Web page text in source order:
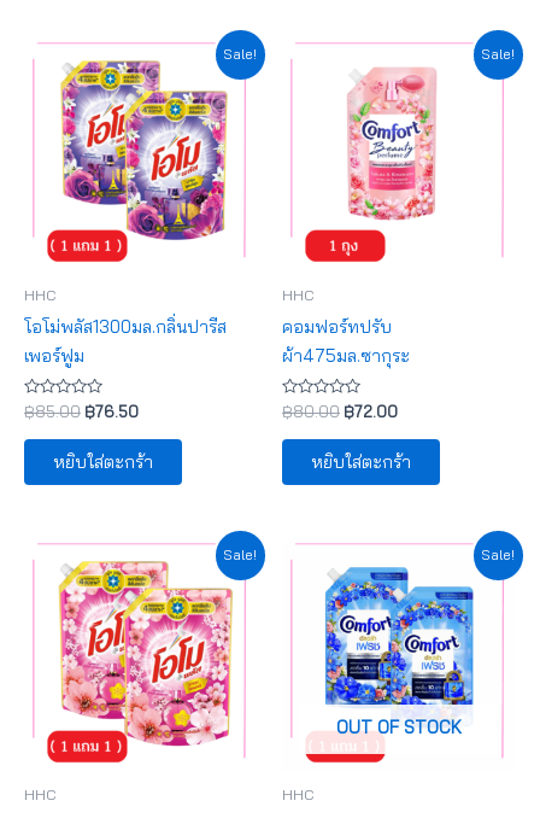
Sale!
HHC
โอโม่พลัส1300มล.กลิ่นปารีส
เพอร์ฟูม
ให้
คะแนน
0
5
฿85.00
Original
price
was:
฿85.00.
฿76.50
Current
price
is:
฿76.50.
หยิบใส่ตะกร้า
Sale!
HHC
คอมฟอร์ทปรับ
ผ้า475มล.ซากุระ
ให้
คะแนน
0
5
฿80.00
Original
price
was:
฿80.00.
฿72.00
Current
price
is:
฿72.00.
หยิบใส่ตะกร้า
Sale!
HHC
Original
price
was:
฿85.00.
Current
price
is:
฿76.50.
Sale!
OUT OF STOCK
HHC
Original
price
was:
฿80.00.
Current
price
is:
฿72.00.